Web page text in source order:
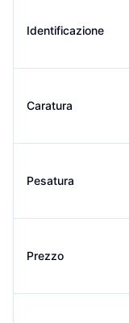
Identificazione
Caratura
Pesatura
Prezzo